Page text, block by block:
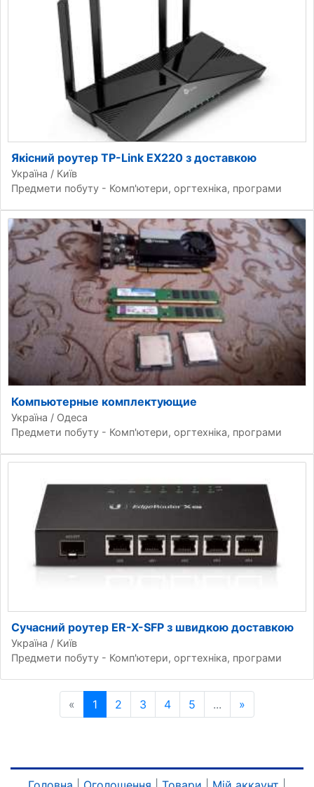
Якісний роутер TP-Link EX220 з доставкою
Україна / Київ
Предмети побуту - Комп'ютери, оргтехніка, програми
Компьютерные комплектующие
Україна / Одеса
Предмети побуту - Комп'ютери, оргтехніка, програми
Сучасний роутер ER-X-SFP з швидкою доставкою
Україна / Київ
Предмети побуту - Комп'ютери, оргтехніка, програми
« Попередня сторінка
1 2 3 4 5 ... »